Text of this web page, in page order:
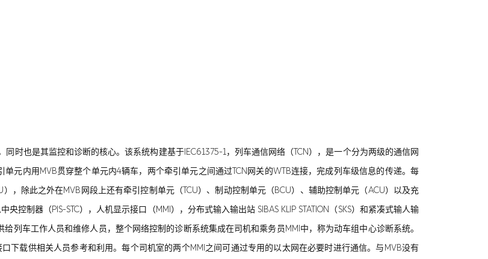
时也是其监控和诊断的核心。该系统构建基于IEC61375-1，列车通信网络（TCN），是一个分为两级的通信网
元内用MVB贯穿整个单元内4辆车，两个牵引单元之间通过TCN网关的WTB连接，完成列车级信息的传递。每
，除此之外在MVB网段上还有牵引控制单元（TCU）、制动控制单元（BCU）、辅助控制单元（ACU）以及充
控制器（PIS-STC），人机显示接口（MMI），分布式输入输出站 SIBAS KLIP STATION（SKS）和紧凑式输人输
列车工作人员和维修人员，整个网络控制的诊断系统集成在司机和乘务员MMI中，称为动车组中心诊断系统。
下载供相关人员参考和利用。每个司机室的两个MMI之间可通过专用的以太网在必要时进行通信。与MVB没有